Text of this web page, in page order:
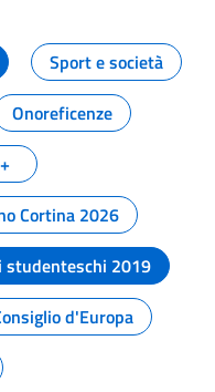
Sport e società
Onoreficenze
Cortina 2026
studenteschi 2019
d'Europa